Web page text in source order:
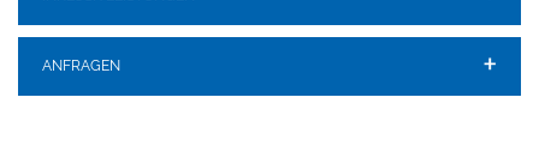
ANFRAGEN